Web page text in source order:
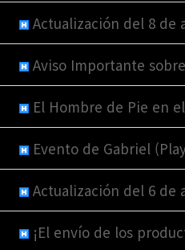
Actualización del 8 de
Aviso Importante
El Hombre de Pie en
Evento de Gabriel
Actualización del 6 de
¡El envío de los